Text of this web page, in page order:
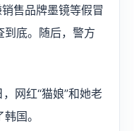
售品牌墨镜等假冒
到底。随后，警方
网红“猫娘”和她老
国。